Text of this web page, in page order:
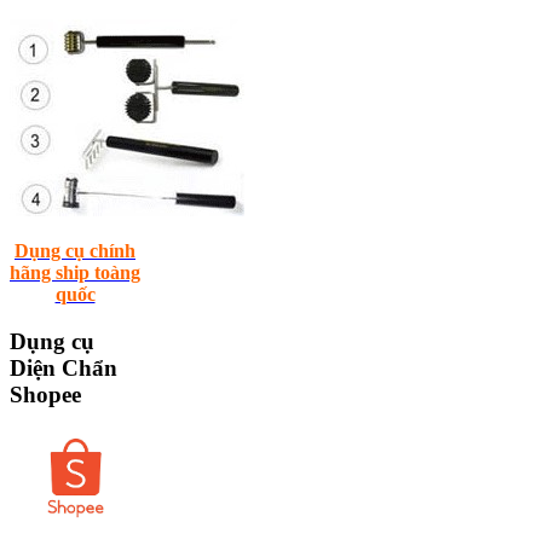
Dụng cụ chính
hãng ship toàng
quốc
Dụng cụ
Diện Chẩn
Shopee